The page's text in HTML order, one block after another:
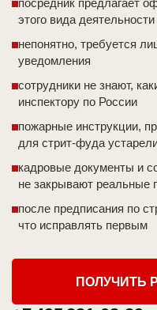
посредник предлагает
этого вида
непонятно, требуется
уведомления
сотрудники не знают,
инспектору по России
пожарные инструкции,
для стрит-фуда
кадровые документы и
не закрывают реальные
после предписания по
что исправлять первым
ПОЛУЧИТЬ